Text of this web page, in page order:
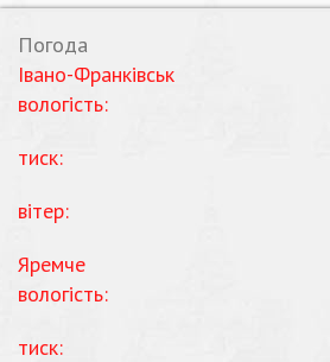
Погода
Івано-Франківськ
вологість:
тиск:
вітер:
Яремче
вологість:
тиск: